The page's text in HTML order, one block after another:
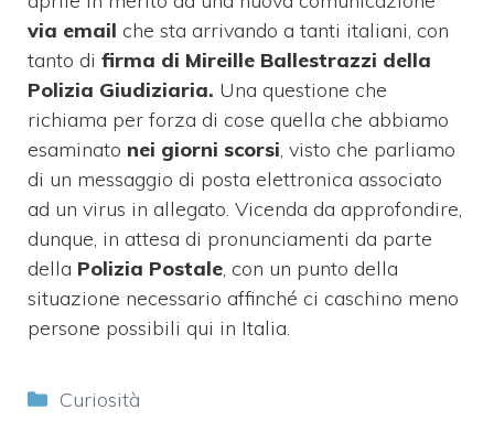
via email che sta arrivando a tanti italiani, con
tanto di firma di Mireille Ballestrazzi della
Polizia Giudiziaria. Una questione che
richiama per forza di cose quella che abbiamo
esaminato nei giorni scorsi , visto che parliamo
di un messaggio di posta elettronica associato
ad un virus in allegato. Vicenda da approfondire,
dunque, in attesa di pronunciamenti da parte
della Polizia Postale , con un punto della
situazione necessario affinché ci caschino meno
persone possibili qui in Italia.
Categorie
Curiosità